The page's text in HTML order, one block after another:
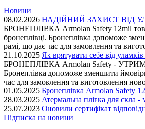
Новини
08.02.2026 НАДІЙНИЙ ЗАХИСТ ВІД
БРОНЕПЛІВКА Armolan Safety 12mil
бронеплівці. Бронеплівка допоможе
рамі, що дає час для замовлення та
21.10.2025 Як врятувати себе від уламків
БРОНЕПЛІВКА Armolan Safety - УТРИМАЄ
Бронеплівка допоможе зменшити
час для замовлення та
01.05.2025 Бронеплівка Armolan Safety
28.03.2025 Атермальна плівка для скла -
25.07.2023 Оновили сертифікат
Підписка на новини